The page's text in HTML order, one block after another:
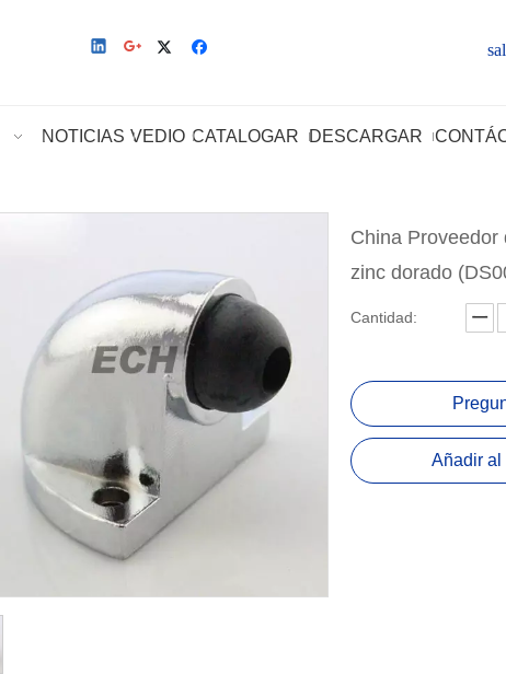
NOTICIAS VEDIO CATALOGAR DESCARGAR
China
zinc dorado
Cantidad:
Añadir al